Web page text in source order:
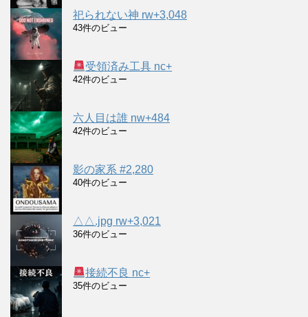
祀られない神 rw+3,048
43件のビュー
受領済み工具 nc+
42件のビュー
六人目は誰 nw+484
42件のビュー
影の家系 #2,280
40件のビュー
△△.jpg rw+3,021
36件のビュー
接続不良 nc+
35件のビュー